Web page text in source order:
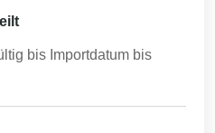
bis Importdatum bis